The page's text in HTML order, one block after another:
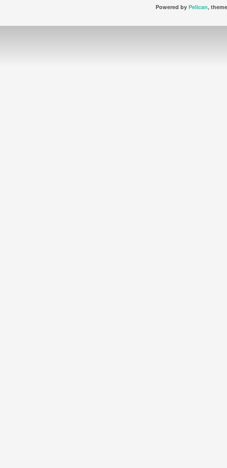
Powered by Pelican,